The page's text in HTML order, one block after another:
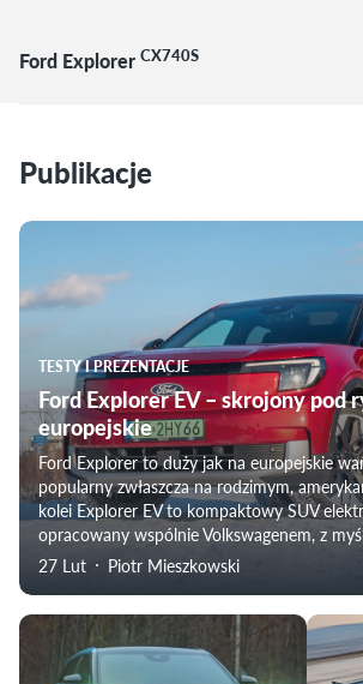
Ford Explorer CX740S
Publikacje
TESTY I PREZENTACJE
Ford Explorer EV – skrojony pod
europejskie
Ford Explorer to duży jak na europejskie
popularny zwłaszcza na rodzimym,
kolei Explorer EV to kompaktowy SUV
opracowany wspólnie Volkswagenem, z
Starym Kontynencie. W naszej prezentacji
27 Lut Piotr Mieszkowski